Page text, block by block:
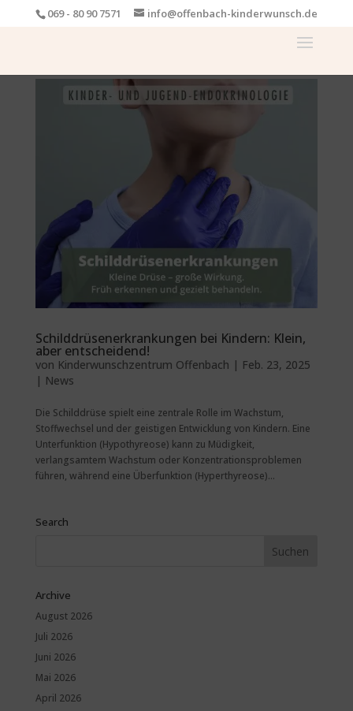
069 - 80 90 7571 info@offenbach-kinderwunsch.de
Schilddrüsenerkrankungen bei Kindern: Klein,
aber entscheidend!
von Kinderwunschzentrum Offenbach | Feb. 23, 2025
| News
Die Schilddrüse spielt eine zentrale Rolle im Wachstum,
Stoffwechsel und der geistigen Entwicklung von Kindern. Eine
Unterfunktion (Hypothyreose) kann zu Müdigkeit,
verlangsamtem Wachstum oder Konzentrationsproblemen
führen, während eine Überfunktion (Hyperthyreose)...
Search
Archive
August 2026
Juli 2026
Juni 2026
Mai 2026
April 2026